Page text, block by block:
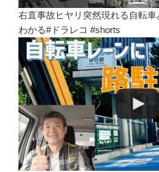
右直事故ヒヤリ突然現れる自転車
わかる#ドラレコ #shorts